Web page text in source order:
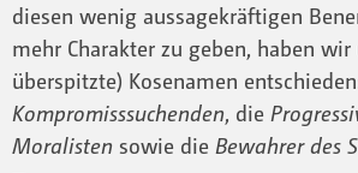
diesen wenig aussagekräftigen
mehr Charakter zu geben, haben
überspitzte) Kosenamen
Kompromisssuchenden, die
Moralisten sowie die Bewahrer des